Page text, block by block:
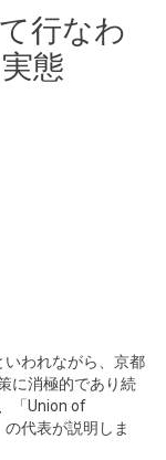
行なわ
態
われながら、京都
に消極的であり続
「Union of
代表が説明しま